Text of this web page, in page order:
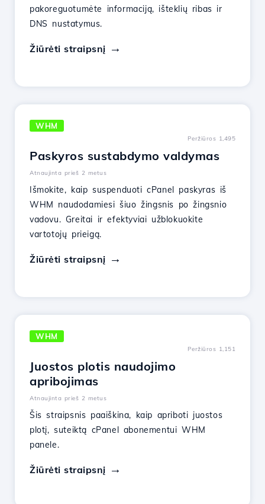
pakoreguotumėte informaciją, išteklių ribas ir
DNS nustatymus.
Žiūrėti straipsnį
WHM
Peržiūros 1,495
Paskyros sustabdymo valdymas
Atnaujinta prieš 2 metus
Išmokite, kaip suspenduoti cPanel paskyras iš
WHM naudodamiesi šiuo žingsnis po žingsnio
vadovu. Greitai ir efektyviai užblokuokite
vartotojų prieigą.
Žiūrėti straipsnį
WHM
Peržiūros 1,151
Juostos plotis naudojimo
apribojimas
Atnaujinta prieš 2 metus
Šis straipsnis paaiškina, kaip apriboti juostos
plotį, suteiktą cPanel abonementui WHM
panele.
Žiūrėti straipsnį